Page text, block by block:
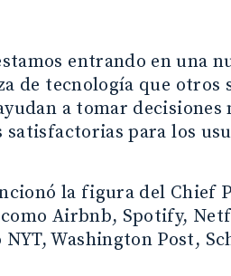
entrando en una
de tecnología que
a tomar
satisfactorias para los
la figura del Chief
Airbnb, Spotify,
Washington Post,